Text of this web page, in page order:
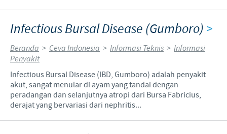
Infectious Bursal Disease (Gumboro) >
Beranda > Ceva Indonesia > Informasi Teknis > Informasi
Penyakit
Infectious Bursal Disease (IBD, Gumboro) adalah penyakit
akut, sangat menular di ayam yang tandai dengan
peradangan dan selanjutnya atropi dari Bursa Fabricius,
derajat yang bervariasi dari nephritis...